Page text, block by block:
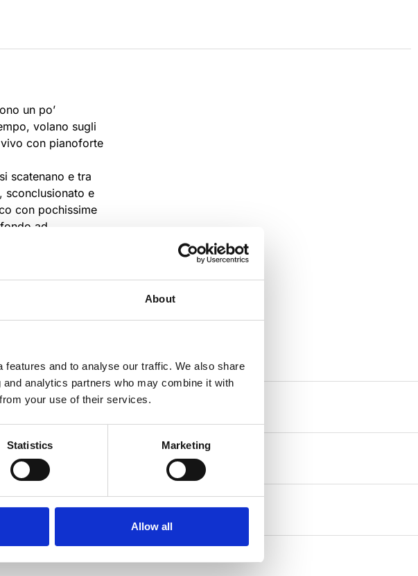
About
and to analyse our traffic. We also share
analytics partners who may combine it with
your use of their services.
Statistics Marketing
Allow all
un po’
volano sugli
con pianoforte
scatenano e tra
sconclusionato e
con pochissime
ad